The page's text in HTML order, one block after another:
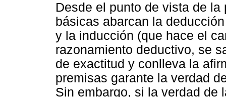
Desde el punto de vista de
básicas abarcan la
y la inducción (que hace el
razonamiento deductivo, se
de exactitud y conlleva la
premisas garante la verdad
Sin embargo, si la verdad de